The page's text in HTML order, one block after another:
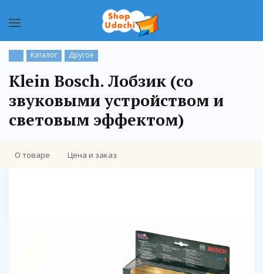
Каталог Другое
Klein Bosch. Лобзик (со
звуковыми устройством и
световым эффектом)
О товаре Цена и заказ